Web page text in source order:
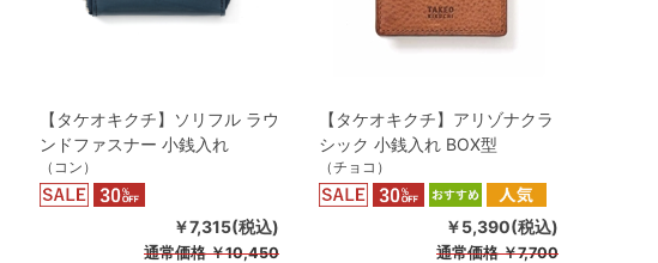
【タケオキクチ】ソリフル ラウ
ンドファスナー 小銭入れ
（コン）
￥7,315(税込)
通常価格￥10,450
【タケオキクチ】アリゾナクラ
シック 小銭入れ BOX型
（チョコ）
￥5,390(税込)
通常価格￥7,700